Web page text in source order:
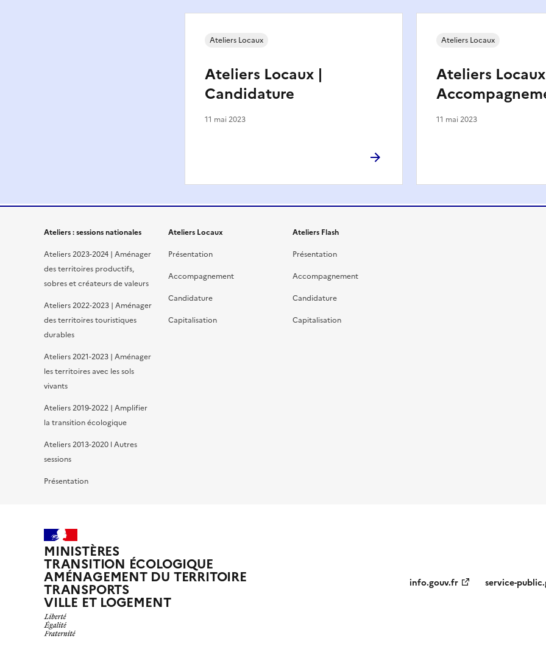
Ateliers Locaux |
Candidature
Ateliers Locaux
11 mai 2023
Ateliers
Ateliers Locaux
11 mai 2023
Ateliers : sessions nationales
Ateliers 2023-2024 | Aménager
des territoires productifs,
sobres et créateurs de valeurs
Ateliers 2022-2023 | Aménager
des territoires touristiques
durables
Ateliers 2021-2023 | Aménager
les territoires avec les sols
vivants
Ateliers 2019-2022 | Amplifier
la transition écologique
Ateliers 2013-2020 l Autres
sessions
Présentation
Ateliers Locaux
Présentation
Accompagnement
Candidature
Capitalisation
Ateliers Flash
Présentation
Accompagnement
Candidature
Capitalisation
MINISTÈRES
TRANSITION ÉCOLOGIQUE
AMÉNAGEMENT DU TERRITOIRE
TRANSPORTS
VILLE ET LOGEMENT
info.gouv.fr service-